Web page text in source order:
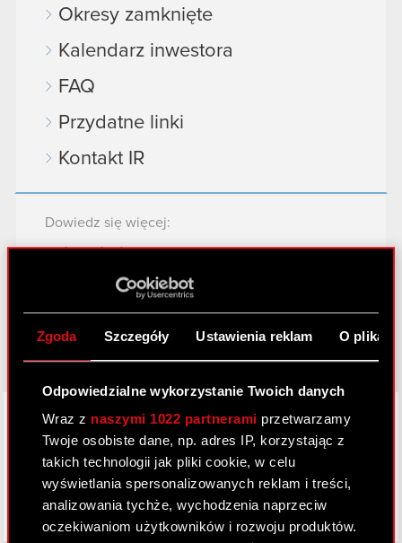
Zgoda Szczegóły Ustawienia reklam O
Odpowiedzialne wykorzystanie Twoich danych
Wraz z naszymi 1022 partnerami przetwarzamy
Twoje osobiste dane, np. adres IP, korzystając z
takich technologii jak pliki cookie, w celu
wyświetlania spersonalizowanych reklam i treści,
analizowania tychże, wychodzenia naprzeciw
oczekiwaniom użytkowników i rozwoju produktów.
Okresy zamknięte
Kalendarz inwestora
FAQ
Przydatne linki
Kontakt IR
Dowiedz się więcej:
thewitcher.com
cyberpunk.net
gear.cdprojektred.com
LinkedIn